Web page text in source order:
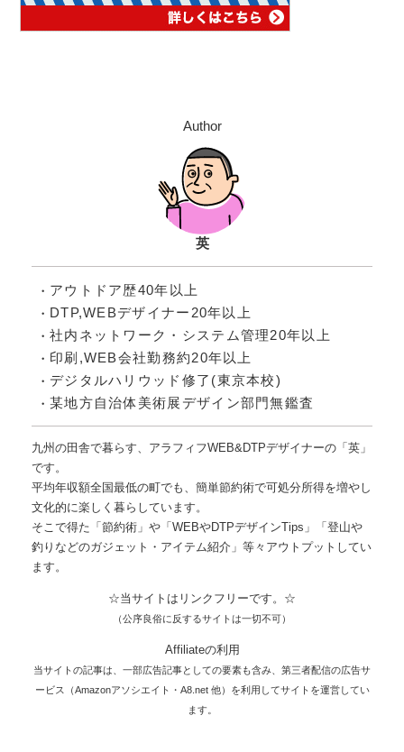
Author
英
アウトドア歴40年以上
DTP,WEBデザイナー20年以上
社内ネットワーク・システム管理20年以上
印刷,WEB会社勤務約20年以上
デジタルハリウッド修了(東京本校)
某地方自治体美術展デザイン部門無鑑査
九州の田舎で暮らす、アラフィフWEB&DTPデザイナーの「英」
です。
平均年収額全国最低の町でも、簡単節約術で可処分所得を増やし
文化的に楽しく暮らしています。
そこで得た「節約術」や「WEBやDTPデザインTips」「登山や
釣りなどのガジェット・アイテム紹介」等々アウトプットしてい
ます。
☆当サイトはリンクフリーです。☆
（公序良俗に反するサイトは一切不可）
Affiliateの利用
当サイトの記事は、一部広告記事としての要素も含み、第三者配信の広告サ
ービス（Amazonアソシエイト・A8.net 他）を利用してサイトを運営してい
ます。